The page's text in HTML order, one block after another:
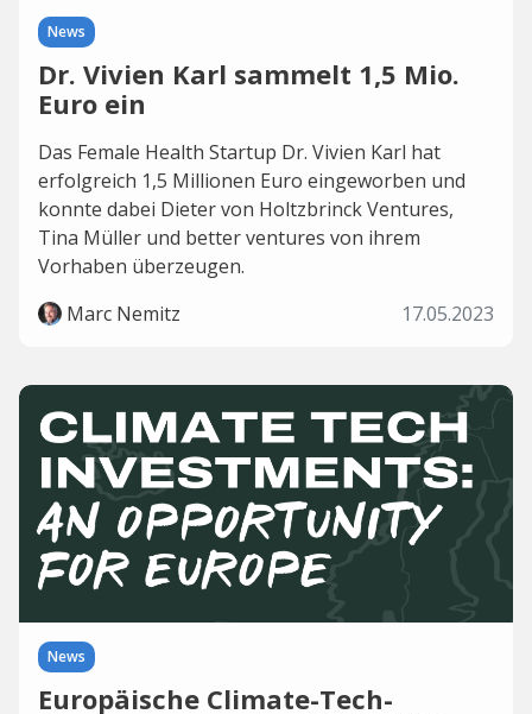
News
Dr. Vivien Karl sammelt 1,5 Mio.
Euro ein
Das Female Health Startup Dr. Vivien Karl hat
erfolgreich 1,5 Millionen Euro eingeworben und
konnte dabei Dieter von Holtzbrinck Ventures,
Tina Müller und better ventures von ihrem
Vorhaben überzeugen.
Marc Nemitz
17.05.2023
News
Europäische Climate-Tech-